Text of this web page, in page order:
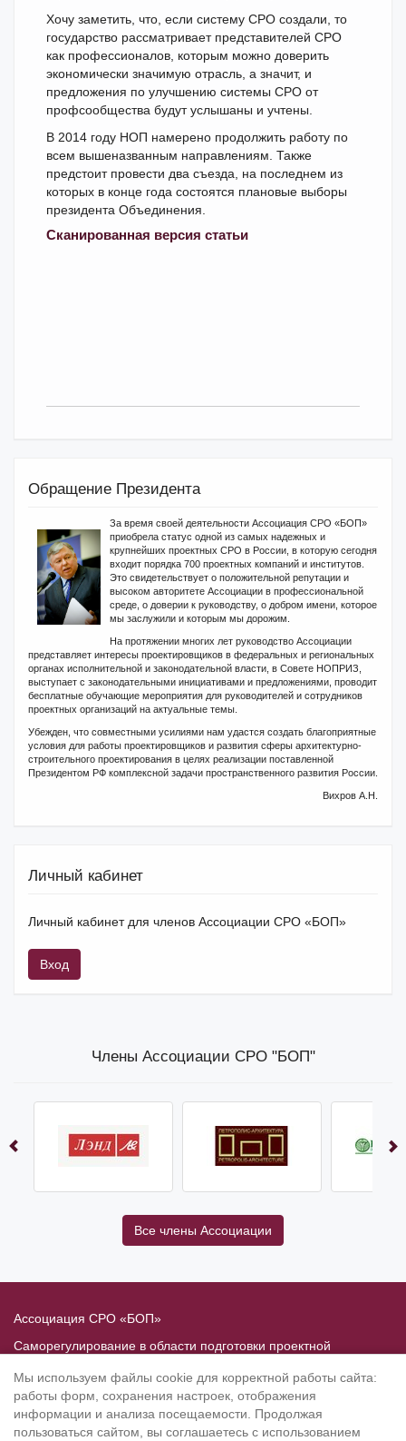
Хочу заметить, что, если систему СРО создали, то
государство рассматривает представителей СРО
как профессионалов, которым можно доверить
экономически значимую отрасль, а значит, и
предложения по улучшению системы СРО от
профсообщества будут услышаны и учтены.
В 2014 году НОП намерено продолжить работу по
всем вышеназванным направлениям. Также
предстоит провести два съезда, на последнем из
которых в конце года состоятся плановые выборы
президента Объединения.
Сканированная версия статьи
Обращение Президента
За время своей деятельности Ассоциация СРО «БОП»
приобрела статус одной из самых надежных и
крупнейших проектных СРО в России, в которую сегодня
входит порядка 700 проектных компаний и институтов.
Это свидетельствует о положительной репутации и
высоком авторитете Ассоциации в профессиональной
среде, о доверии к руководству, о добром имени, которое
мы заслужили и которым мы дорожим.
На протяжении многих лет руководство Ассоциации
представляет интересы проектировщиков в федеральных и региональных
органах исполнительной и законодательной власти, в Совете НОПРИЗ,
выступает с законодательными инициативами и предложениями, проводит
бесплатные обучающие мероприятия для руководителей и сотрудников
проектных организаций на актуальные темы.
Убежден, что совместными усилиями нам удастся создать благоприятные
условия для работы проектировщиков и развития сферы архитектурно-
строительного проектирования в целях реализации поставленной
Президентом РФ комплексной задачи пространственного развития России.
Вихров А.Н.
Личный кабинет
Личный кабинет для членов Ассоциации СРО «БОП»
Вход
Члены Ассоциации СРО "БОП"
Все члены Ассоциации
Ассоциация СРО «БОП»
Саморегулирование в области подготовки проектной
Политика в отношении обработки персональных данных
190020, Санкт-Петербург, Рижский пр. 3, литер Б
Мы используем файлы cookie для корректной работы сайта:
работы форм, сохранения настроек, отображения
информации и анализа посещаемости. Продолжая
пользоваться сайтом, вы соглашаетесь с использованием